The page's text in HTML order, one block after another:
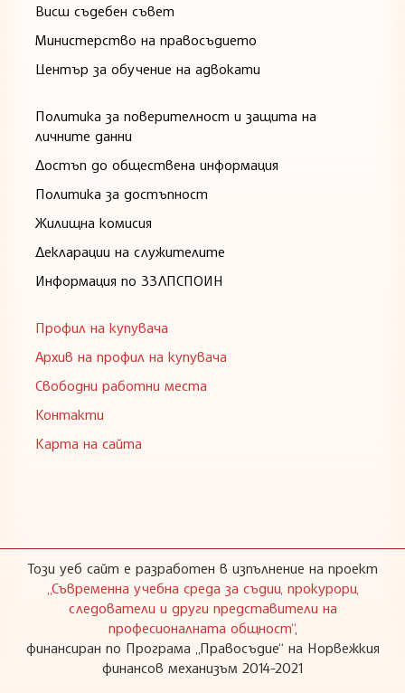
Висш съдебен съвет
Министерство на правосъдието
Център за обучение на адвокати
Политика за поверителност и защита на
личните данни
Достъп до обществена информация
Политика за достъпност
Жилищна комисия
Декларации на служителите
Информация по ЗЗЛПСПОИН
Профил на купувача
Архив на профил на купувача
Свободни работни места
Контакти
Карта на сайта
Този уеб сайт е разработен в изпълнение на проект
„Съвременна учебна среда за съдии, прокурори,
следователи и други представители на
професионалната общност“,
финансиран по Програма „Правосъдие“ на Норвежкия
финансов механизъм 2014-2021